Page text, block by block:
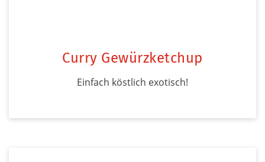
Curry Gewürzketchup
Einfach köstlich exotisch!